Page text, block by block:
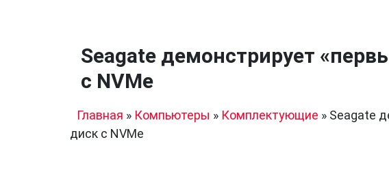
Seagate демонстрирует
с NVMe
Главная » Компьютеры » Комплектующие » Seagate
диск с NVMe